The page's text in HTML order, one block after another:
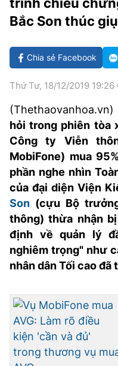
GOLF
CÁC CÚP CHÂU ÂU
VĂN HÓA
GIẢI TRÍ
DIỄN ĐÀN
CÔNG NGHIỆP VĂN HÓA
NHỊP ĐẬP SỨC KHỎE
X-QUANG TIN ĐỒN
VIẾT LẠI ƯỚC MƠ
GIẢI TRÍ
PHIM
ÂM NHẠC
KBIZ
DU LỊCH
TIN TỨC
ĐIỂM ĐẾN
ẢNH
ẨM THỰC
TƯ VẤN
THẾ GIỚI SAO
HIGHTECH
TIÊU ĐIỂM - SPOTLIGHT
BẠN CẦN BIẾT
INFOGRAPHIC
E-MAGAZINE
ẢNH
BÁO GIẤY
CỐNG HIẾN
BÙI XUÂN PHÁI
TIỆN ÍCH
Bắc Son thúc
Chia sẻ Facebook
Thứ Tư, 18/12/2019 19:26
(Thethaovanhoa.vn)
hỏi trong phiên tòa
Công ty Viễn
MobiFone) mua
phần nghe nhìn
của đại diện Viện
Son (cựu Bộ
thông) thừa nhận
định về quản lý
nghiêm trọng" như
nhân dân Tối cao đã